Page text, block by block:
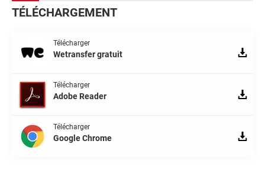
TÉLÉCHARGEMENT
Télécharger
Wetransfer gratuit
Télécharger
Adobe Reader
Télécharger
Google Chrome